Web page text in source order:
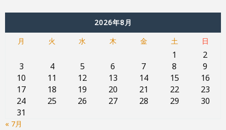
2026年8月
月
火 水 木 金 土 日
1
2
3
4 5 6 7 8
9
10
11 12 13 14 15
16
17
18 19 20 21 22
23
24
25 26 27 28 29
30
31
« 7月